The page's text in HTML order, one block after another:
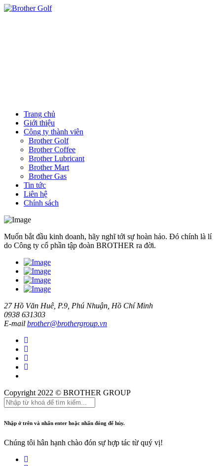
Trang chủ
Giới thiệu
Công ty thành viên
Brother Golf
Brother Coffee
Brother Lubricant
Brother Mart
Brother Gas
Tin tức
Liên hệ
Chính sách
Muốn bắt đầu kinh doanh, hãy nghĩ tới sự hoàn hảo. Đó chính là lí
do Công ty cổ phần tập đoàn BROTHER ra đời.
27 Hồ Văn Huê, P.9, Phú Nhuận, Hồ Chí Minh
0938 631303
E-mail brother@brothergroup.vn
Copyright 2022 © BROTHER GROUP
Nhập ở trên và nhấn enter hoặc nhấn đóng để hủy.
Chúng tôi hân hạnh chào đón sự hợp tác từ quý vị!